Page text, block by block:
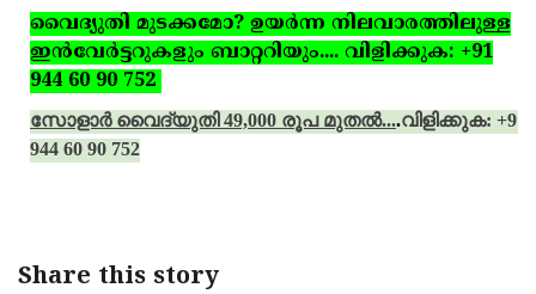
വൈദ്യുതി മുടക്കമോ? ഉയര്‍ന്ന നിലവാരത്തിലുള്ള
ഇന്‍വേര്‍ട്ടറുകളും ബാറ്ററിയും.... വിളിക്കുക: +91
944 60 90 752
സോളാര്‍ വൈദ്യുതി 49,000 രൂപ മുതല്‍....വിളിക്കുക: +91
944 60 90 752
Share this story